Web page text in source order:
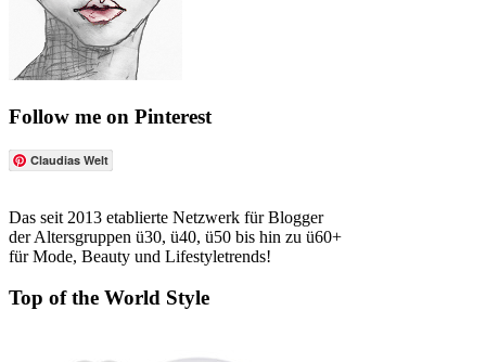
Follow me on Pinterest
Claudias Welt
Das seit 2013 etablierte Netzwerk für Blogger
der Altersgruppen ü30, ü40, ü50 bis hin zu ü60+
für Mode, Beauty und Lifestyletrends!
Top of the World Style